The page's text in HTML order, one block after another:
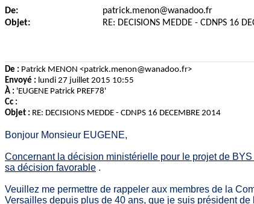
De:
patrick.menon@wanadoo.fr
Objet:
RE: DECISIONS MEDDE - CDNPS 16
De : Patrick MENON <patrick.menon@wanadoo.fr>
Envoyé : lundi 27 juillet 2015 10:55
À : 'EUGENE Patrick PREF78'
Cc :
Objet : RE: DECISIONS MEDDE - CDNPS 16 DECEMBRE 2014
Bonjour Monsieur EUGENE,
Concernant la décision ministérielle pour le projet de
sa décision favorable .
Veuillez me permettre de rappeler aux membres de la
Versailles depuis plus de 40 ans, que je suis président